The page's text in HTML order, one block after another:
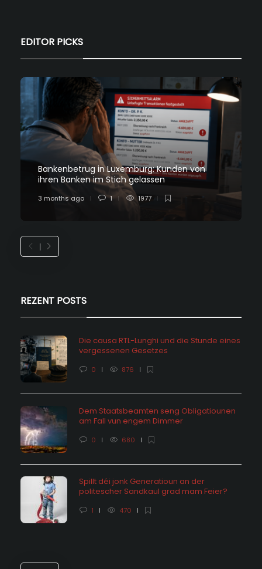
EDITOR PICKS
Bankenbetrug in Luxemburg: Kunden von
ihren Banken im Stich gelassen
3 months ago 1 1977
REZENT POSTS
Die causa RTL-Lunghi und die Stunde eines
vergessenen Gesetzes
0 876
Dem Staatsbeamten seng Obligatiounen
am Fall vun engem Dimmer
0 680
Spillt déi jonk Generatioun an der
politescher Sandkaul grad mam Feier?
1 470